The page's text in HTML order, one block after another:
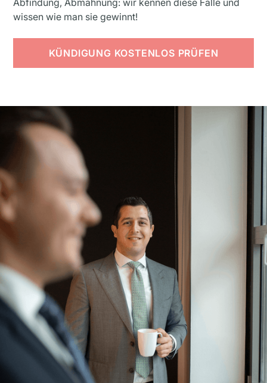
Abfindung, Abmahnung: wir kennen diese Fälle und
wissen wie man sie gewinnt!
KÜNDIGUNG KOSTENLOS PRÜFEN